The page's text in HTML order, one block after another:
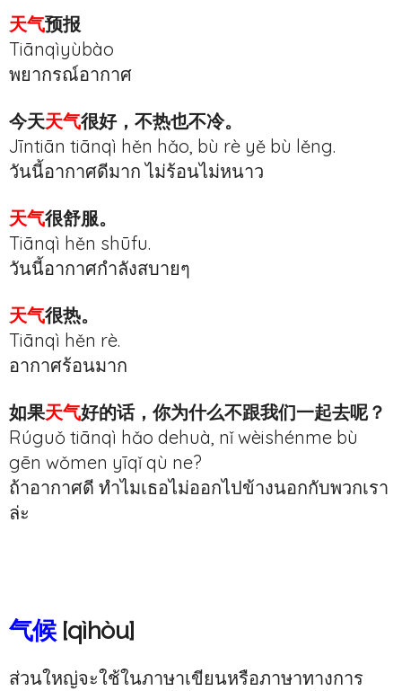
天气预报
Tiānqìyùbào
พยากรณ์อากาศ
今天天气很好，不热也不冷。
Jīntiān tiānqì hěn hǎo, bù rè yě bù lěng.
วันนี้อากาศดีมาก ไม่ร้อนไม่หนาว
天气很舒服。
Tiānqì hěn shūfu.
วันนี้อากาศกำลังสบายๆ
天气很热。
Tiānqì hěn rè.
อากาศร้อนมาก
如果天气好的话，你为什么不跟我们一起去呢？
Rúguǒ tiānqì hǎo dehuà, nǐ wèishénme bù
gēn wǒmen yīqǐ qù ne?
ถ้าอากาศดี ทำไมเธอไม่ออกไปข้างนอกกับพวกเรา
ล่ะ
气候[qìhòu]
ส่วนใหญ่จะใช้ในภาษาเขียนหรือภาษาทางการ